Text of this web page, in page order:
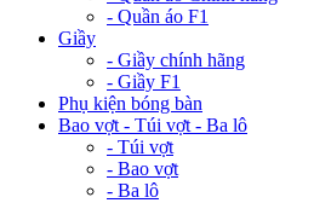
- Quần áo F1
Giầy
- Giầy chính hãng
- Giầy F1
Phụ kiện bóng bàn
Bao vợt - Túi vợt - Ba lô
- Túi vợt
- Bao vợt
- Ba lô